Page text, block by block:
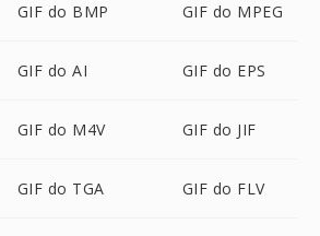
GIF do BMP GIF do MPEG
GIF do AI GIF do EPS
GIF do M4V GIF do JIF
GIF do TGA GIF do FLV